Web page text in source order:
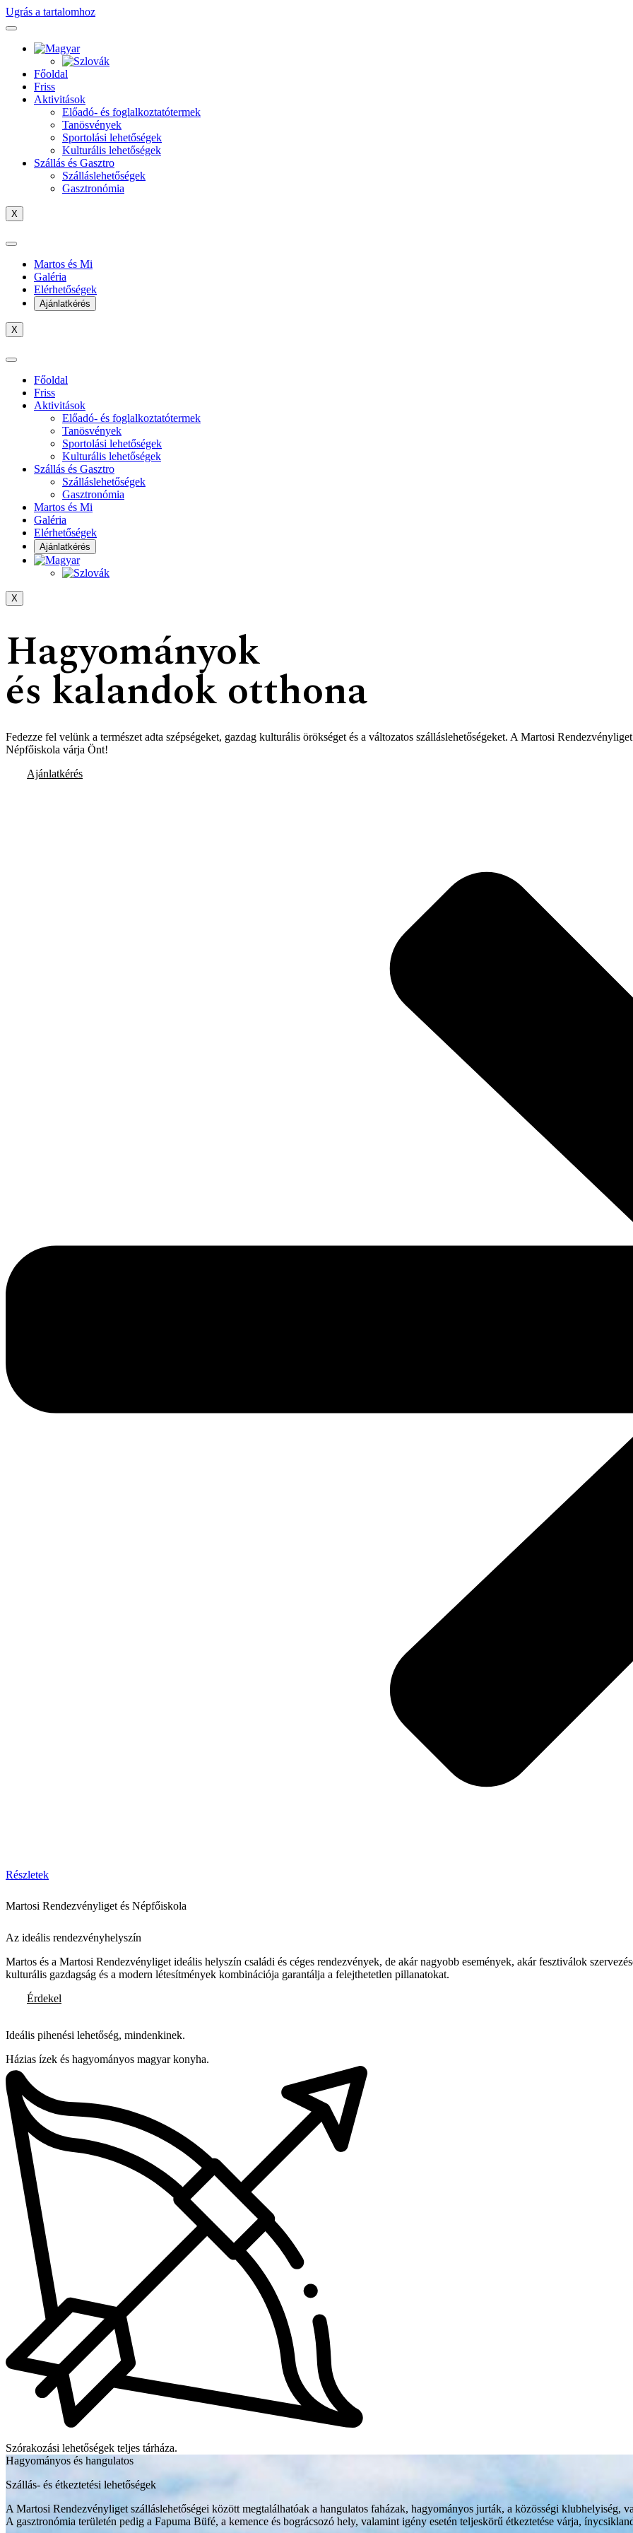
Ugrás a tartalomhoz
Főoldal
Friss
Aktivitások
Előadó- és foglalkoztatótermek
Tanösvények
Sportolási lehetőségek
Kulturális lehetőségek
Szállás és Gasztro
Szálláslehetőségek
Gasztronómia
X
Martos és Mi
Galéria
Elérhetőségek
Ajánlatkérés
X
Főoldal
Friss
Aktivitások
Előadó- és foglalkoztatótermek
Tanösvények
Sportolási lehetőségek
Kulturális lehetőségek
Szállás és Gasztro
Szálláslehetőségek
Gasztronómia
Martos és Mi
Galéria
Elérhetőségek
Ajánlatkérés
X
Hagyományok
és kalandok otthona
Fedezze fel velünk a természet adta szépségeket, gazdag kulturális örökséget és a változatos szálláslehetőségeket. A Martosi
Népfőiskola várja Önt!
Ajánlatkérés
Részletek
Martosi Rendezvényliget és Népfőiskola
Az ideális rendezvényhelyszín
Martos és a Martosi Rendezvényliget ideális helyszín családi és céges rendezvények, de akár nagyobb események, akár fesztiválok
kulturális gazdagság és a modern létesítmények kombinációja garantálja a felejthetetlen pillanatokat.
Érdekel
Ideális pihenési lehetőség, mindenkinek.
Házias ízek és hagyományos magyar konyha.
Szórakozási lehetőségek teljes tárháza.
Hagyományos és hangulatos
Szállás- és étkeztetési lehetőségek
A Martosi Rendezvényliget szálláslehetőségei között megtalálhatóak a hangulatos faházak, hagyományos jurták, a közösségi klubhelyiség,
A gasztronómia területén pedig a Fapuma Büfé, a kemence és bográcsozó hely, valamint igény esetén teljeskörű étkeztetése várja,